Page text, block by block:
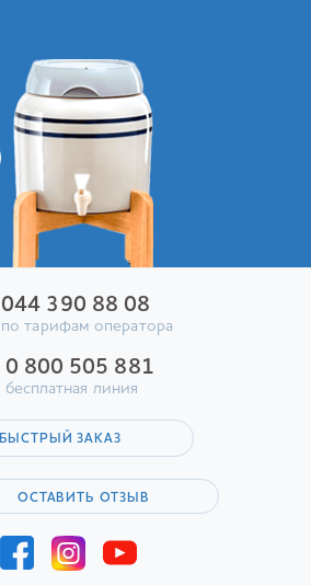
044 390 88 08
по тарифам оператора
0 800 505 881
бесплатная линия
БЫСТРЫЙ ЗАКАЗ
ОСТАВИТЬ ОТЗЫВ